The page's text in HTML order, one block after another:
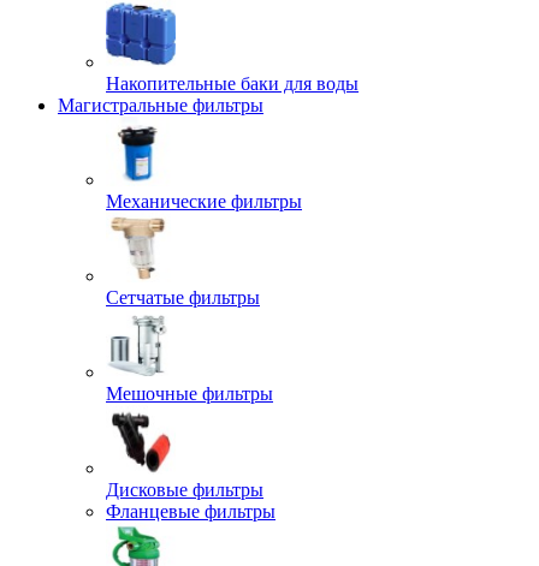
Накопительные баки для воды
Магистральные фильтры
Механические фильтры
Сетчатые фильтры
Мешочные фильтры
Дисковые фильтры
Фланцевые фильтры